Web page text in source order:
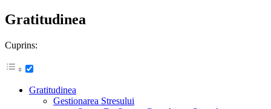
Gratitudinea
Cuprins:
Gratitudinea
Gestionarea Stresului